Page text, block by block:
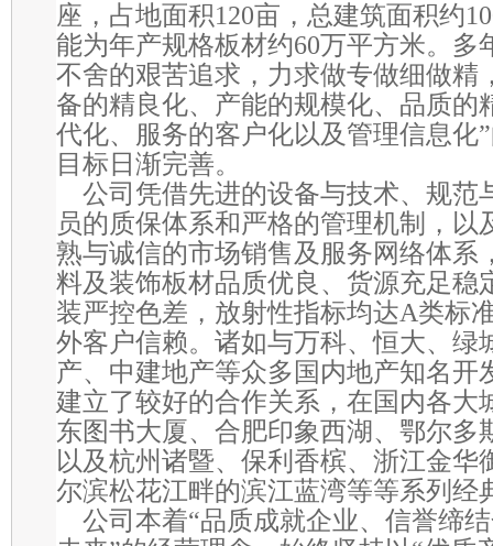
座，占地面积120亩，总建筑面积约
能为年产规格板材约60万平方米。多
不舍的艰苦追求，力求做专做细做精
备的精良化、产能的规模化、品质的
代化、服务的客户化以及管理信息化
目标日渐完善。
公司凭借先进的设备与技术、规范
员的质保体系和严格的管理机制，以
熟与诚信的市场销售及服务网络体系
料及装饰板材品质优良、货源充足稳
装严控色差，放射性指标均达A类标
外客户信赖。诸如与万科、恒大、绿
产、中建地产等众多国内地产知名开
建立了较好的合作关系，在国内各大
东图书大厦、合肥印象西湖、鄂尔多
以及杭州诸暨、保利香槟、浙江金华
尔滨松花江畔的滨江蓝湾等等系列经
公司本着“品质成就企业、信誉缔